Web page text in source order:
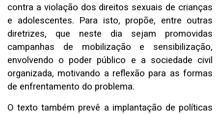
contra a violação dos direitos sexuais de crianças
e adolescentes. Para isto, propõe, entre outras
diretrizes, que neste dia sejam promovidas
campanhas de mobilização e sensibilização,
envolvendo o poder público e a sociedade civil
organizada, motivando a reflexão para as formas
de enfrentamento do problema.
O texto também prevê a implantação de políticas